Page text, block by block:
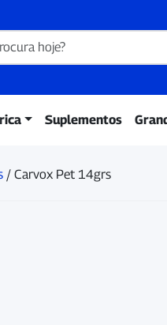
Suplementos
/ Carvox Pet 14grs